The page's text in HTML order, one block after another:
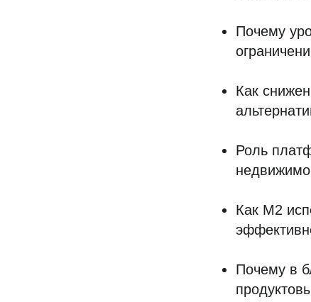
Почему
Как
Роль
Как М2
Почему в